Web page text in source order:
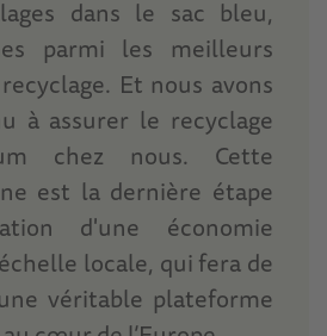
dans le sac bleu,
parmi les meilleurs
Et nous avons
à assurer le recyclage
chez nous. Cette
est la dernière étape
d'une économie
locale, qui fera de
véritable plateforme